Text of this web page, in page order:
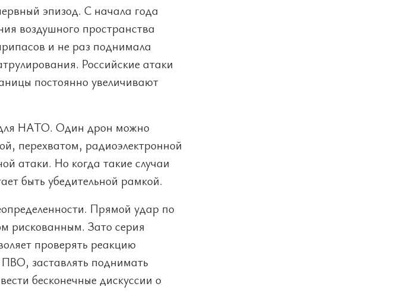
эпизод. С начала года
воздушного пространства
и не раз поднимала
Российские атаки
постоянно увеличивают
для НАТО. Один дрон можно
перехватом, радиоэлектронной
атаки. Но когда такие случаи
быть убедительной рамкой.
Прямой удар по
рискованным. Зато серия
проверять реакцию
заставлять поднимать
бесконечные дискуссии о